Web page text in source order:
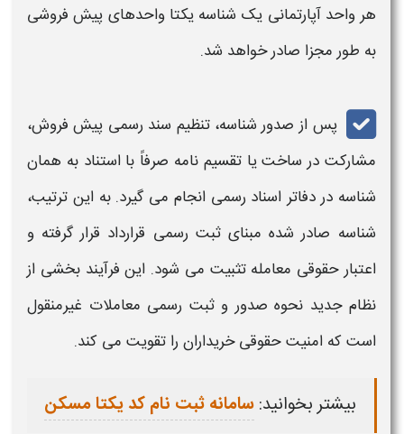
هر واحد آپارتمانی یک شناسه یکتا واحدهای پیش فروشی
به طور مجزا صادر خواهد شد.
پس از صدور شناسه، تنظیم سند رسمی پیش فروش،
مشارکت در ساخت یا تقسیم نامه صرفاً با استناد به همان
شناسه در دفاتر اسناد رسمی انجام می گیرد. به این ترتیب،
شناسه صادر شده مبنای ثبت رسمی قرارداد قرار گرفته و
اعتبار حقوقی معامله تثبیت می شود. این فرآیند بخشی از
نظام جدید نحوه صدورو ثبت رسمی معاملات غیرمنقول
است که امنیت حقوقی خریداران را تقویت می کند.
بیشتر بخوانید:سامانه ثبت نام کد یکتا مسکن